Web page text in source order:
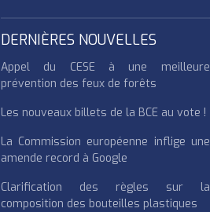
DERNIÈRES NOUVELLES
Appel du CESE à une meilleure
prévention des feux de forêts
Les nouveaux billets de la BCE au vote !
La Commission européenne inflige une
amende record à Google
Clarification des règles sur la
composition des bouteilles plastiques